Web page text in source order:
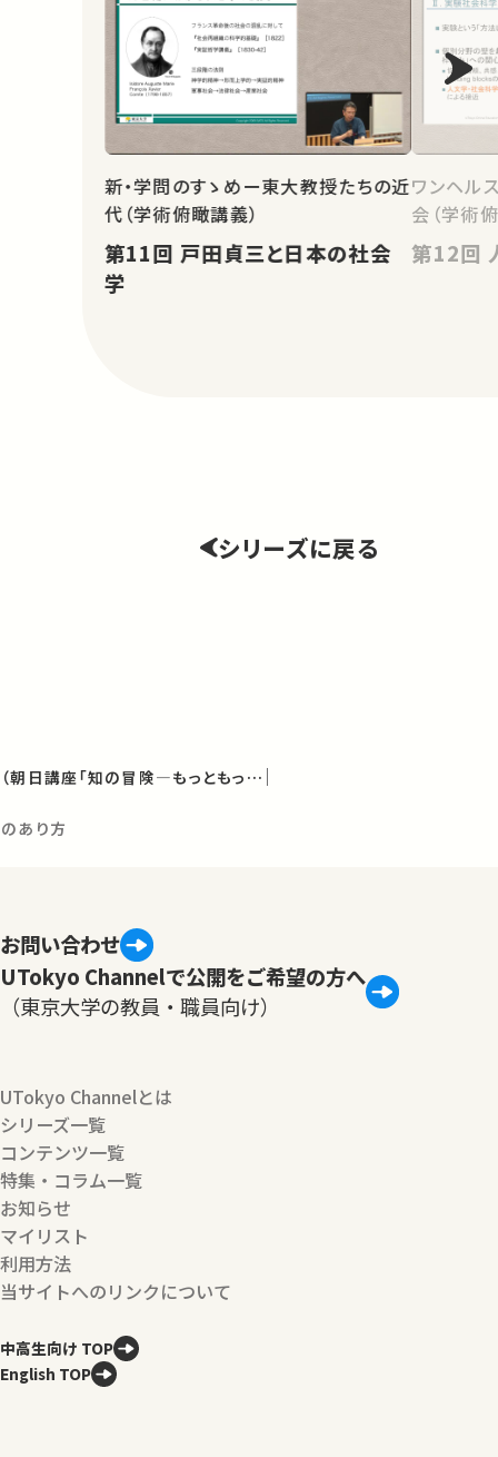
新・学問のすゝめー東大教授たちの近
代（学術俯瞰講義）
第11回 戸田貞三と日本の社会
学
ワンヘル
会（学術
シリーズに戻る
共に生きるための知恵（朝日講座「知の冒険—もっともっと考えたい、世界は謎に満ちている」2014年度講義）
あり方
お問い合わせ
UTokyo Channelで公開をご希望の方へ
（東京大学の教員・職員向け）
UTokyo Channelとは
シリーズ一覧
コンテンツ一覧
特集・コラム一覧
お知らせ
マイリスト
利用方法
当サイトへのリンクについて
中高生向け TOP
English TOP